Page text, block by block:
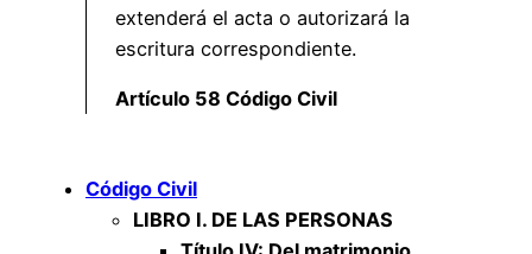
extenderá el acta o autorizará la
escritura correspondiente.
Artículo 58 Código Civil
Código Civil
LIBRO I. DE LAS PERSONAS